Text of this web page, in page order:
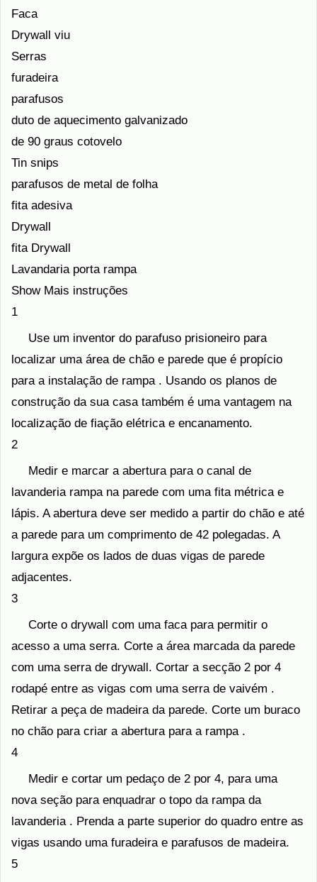
Faca
Drywall viu
Serras
furadeira
parafusos
duto de aquecimento galvanizado
de 90 graus cotovelo
Tin snips
parafusos de metal de folha
fita adesiva
Drywall
fita Drywall
Lavandaria porta rampa
Show Mais instruções
1
Use um inventor do parafuso prisioneiro para
localizar uma área de chão e parede que é propício
para a instalação de rampa . Usando os planos de
construção da sua casa também é uma vantagem na
localização de fiação elétrica e encanamento.
2
Medir e marcar a abertura para o canal de
lavanderia rampa na parede com uma fita métrica e
lápis. A abertura deve ser medido a partir do chão e até
a parede para um comprimento de 42 polegadas. A
largura expõe os lados de duas vigas de parede
adjacentes.
3
Corte o drywall com uma faca para permitir o
acesso a uma serra. Corte a área marcada da parede
com uma serra de drywall. Cortar a secção 2 por 4
rodapé entre as vigas com uma serra de vaivém .
Retirar a peça de madeira da parede. Corte um buraco
no chão para criar a abertura para a rampa .
4
Medir e cortar um pedaço de 2 por 4, para uma
nova seção para enquadrar o topo da rampa da
lavanderia . Prenda a parte superior do quadro entre as
vigas usando uma furadeira e parafusos de madeira.
5